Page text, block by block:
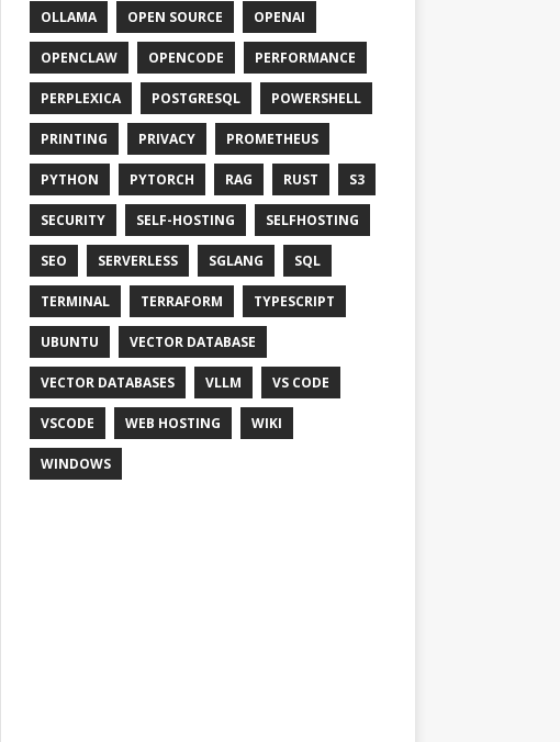
OLLAMA OPEN SOURCE OPENAI
OPENCLAW OPENCODE PERFORMANCE
PERPLEXICA POSTGRESQL POWERSHELL
PRINTING PRIVACY PROMETHEUS
PYTHON PYTORCH RAG RUST S3
SECURITY SELF-HOSTING SELFHOSTING
SEO SERVERLESS SGLANG SQL
TERMINAL TERRAFORM TYPESCRIPT
UBUNTU VECTOR DATABASE
VECTOR DATABASES VLLM VS CODE
VSCODE WEB HOSTING WIKI
WINDOWS